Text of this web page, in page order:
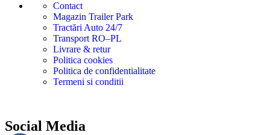
Contact
Magazin Trailer Park
Tractări Auto 24/7
Transport RO–PL
Livrare & retur
Politica cookies
Politica de confidentialitate
Termeni si conditii
Social Media